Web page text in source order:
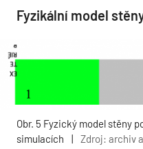
Fyzikální model
Obr. 5 Fyzický model stěny
simulacích
| Zdroj: archiv